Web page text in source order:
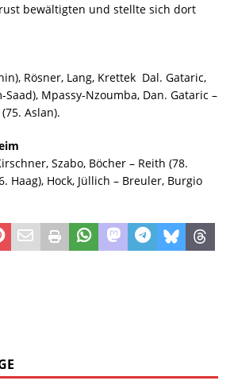
bewältigten und stellte sich dort
Rösner, Lang, Krettek  Dal. Gataric,
Saad), Mpassy-Nzoumba, Dan. Gataric –
Aslan).
Szabo, Böcher – Reith (78.
Haag), Hock, Jüllich – Breuler, Burgio